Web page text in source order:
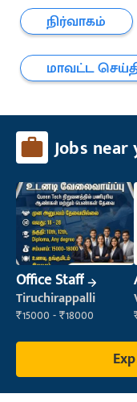
நிர்வாகம்
மாவட்ட
Jobs near
Office Staff
Tiruchirappalli
₹15000 - ₹18000